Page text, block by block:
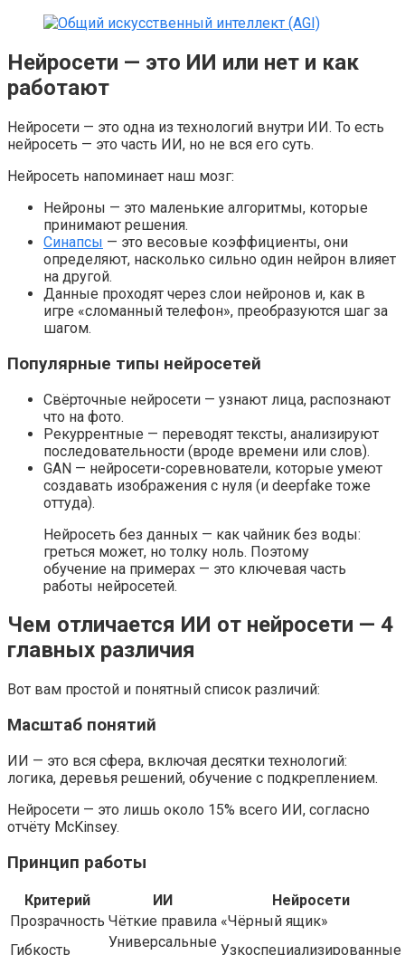
Нейросети — это ИИ или нет и как
работают
Нейросети — это одна из технологий внутри ИИ. То есть
нейросеть — это часть ИИ, но не вся его суть.
Нейросеть напоминает наш мозг:
Нейроны — это маленькие алгоритмы, которые
принимают решения.
Синапсы — это весовые коэффициенты, они
определяют, насколько сильно один нейрон влияет
на другой.
Данные проходят через слои нейронов и, как в
игре «сломанный телефон», преобразуются шаг за
шагом.
Популярные типы нейросетей
Свёрточные нейросети — узнают лица, распознают
что на фото.
Рекуррентные — переводят тексты, анализируют
последовательности (вроде времени или слов).
GAN — нейросети-соревнователи, которые умеют
создавать изображения с нуля (и deepfake тоже
оттуда).
Нейросеть без данных — как чайник без воды:
греться может, но толку ноль. Поэтому
обучение на примерах — это ключевая часть
работы нейросетей.
Чем отличается ИИ от нейросети — 4
главных различия
Вот вам простой и понятный список различий:
Масштаб понятий
ИИ — это вся сфера, включая десятки технологий:
логика, деревья решений, обучение с подкреплением.
Нейросети — это лишь около 15% всего ИИ, согласно
отчёту McKinsey.
Принцип работы
Критерий ИИ
Нейросети
Прозрачность Чёткие правила «Чёрный ящик»
Гибкость
Универсальные Узкоспециализированные